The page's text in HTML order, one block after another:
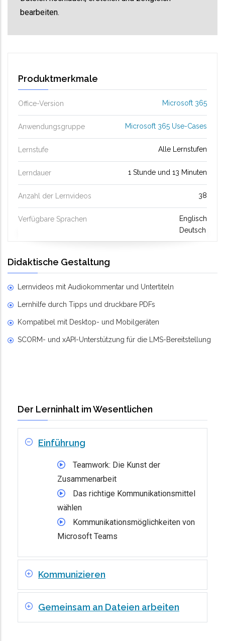
bearbeiten.
Produktmerkmale
Office-Version Microsoft 365
Anwendungsgruppe Microsoft 365 Use-Cases
Lernstufe Alle Lernstufen
Lerndauer 1 Stunde und 13 Minuten
Anzahl der Lernvideos 38
Verfügbare Sprachen
Englisch
Deutsch
Didaktische Gestaltung
Lernvideos mit Audiokommentar und Untertiteln
Lernhilfe durch Tipps und druckbare PDFs
Kompatibel mit Desktop- und Mobilgeräten
SCORM- und xAPI-Unterstützung für die LMS-Bereitstellung
Der Lerninhalt im Wesentlichen
Einführung
Teamwork: Die Kunst der
Zusammenarbeit
Das richtige Kommunikationsmittel
wählen
Kommunikationsmöglichkeiten von
Microsoft Teams
Kommunizieren
Gemeinsam an Dateien arbeiten